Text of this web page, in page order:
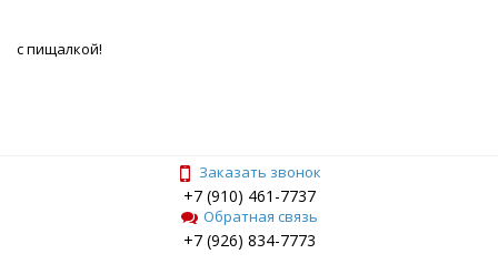
с пищалкой!
Заказать звонок
+7 (910) 461-7737
Обратная связь
+7 (926) 834-7773